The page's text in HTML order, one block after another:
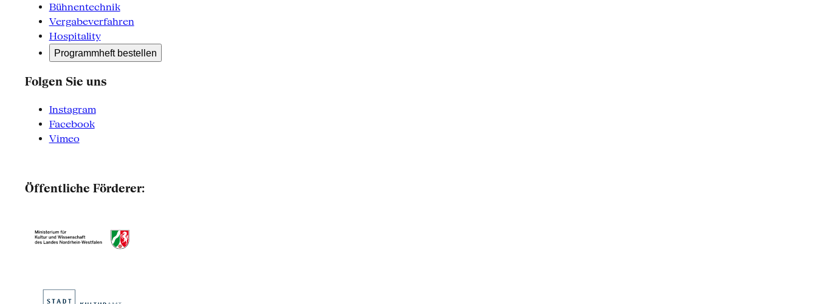
Bühnentechnik
Vergabeverfahren
Hospitality
Programmheft bestellen
Folgen Sie uns
Instagram
Facebook
Vimeo
Öffentliche Förderer: